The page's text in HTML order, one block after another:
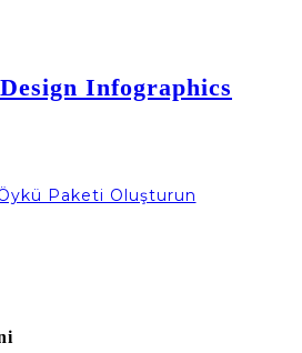
Infographics
Paketi Oluşturun